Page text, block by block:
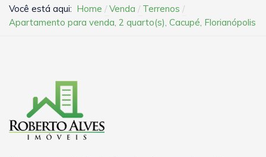
Você está aqui: Home Venda
Terrenos
Apartamento para venda, 2 quarto(s), Cacupé, Florianópolis